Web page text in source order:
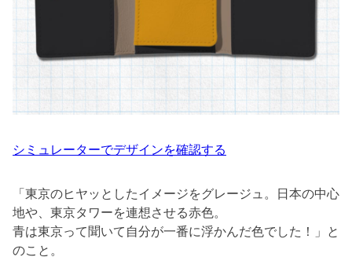
シミュレーターでデザインを確認する
「東京のヒヤッとしたイメージをグレージュ。日本の中心
地や、東京タワーを連想させる赤色。
青は東京って聞いて自分が一番に浮かんだ色でした！」と
のこと。